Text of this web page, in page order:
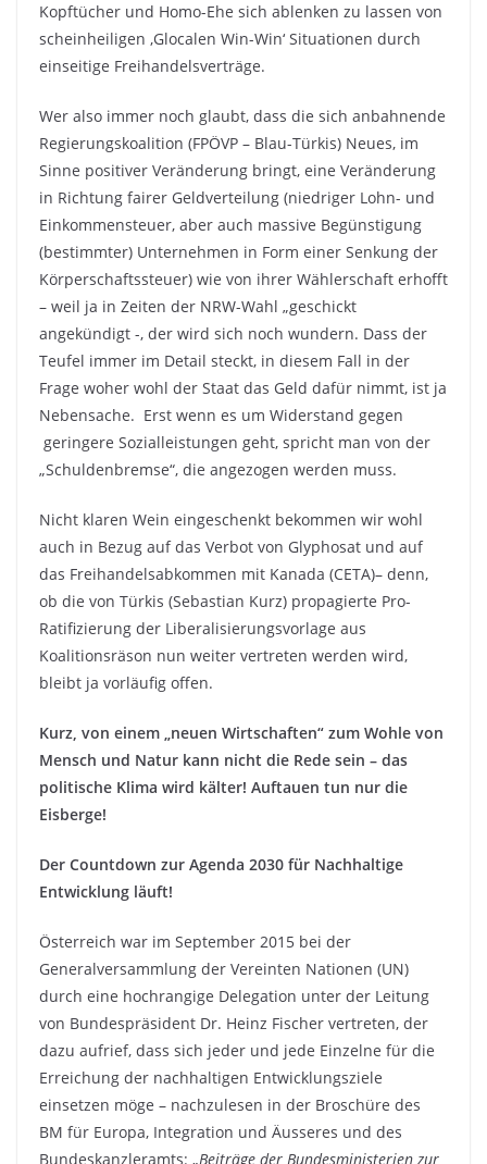
Kopftücher und Homo-Ehe sich ablenken zu lassen von
scheinheiligen ‚Glocalen Win-Win‘ Situationen durch
einseitige Freihandelsverträge.
Wer also immer noch glaubt, dass die sich anbahnende
Regierungskoalition (FPÖVP – Blau-Türkis) Neues, im
Sinne positiver Veränderung bringt, eine Veränderung
in Richtung fairer Geldverteilung (niedriger Lohn- und
Einkommensteuer, aber auch massive Begünstigung
(bestimmter) Unternehmen in Form einer Senkung der
Körperschaftssteuer) wie von ihrer Wählerschaft erhofft
– weil ja in Zeiten der NRW-Wahl „geschickt
angekündigt -, der wird sich noch wundern. Dass der
Teufel immer im Detail steckt, in diesem Fall in der
Frage woher wohl der Staat das Geld dafür nimmt, ist ja
Nebensache. Erst wenn es um Widerstand gegen
geringere Sozialleistungen geht, spricht man von der
„Schuldenbremse“, die angezogen werden muss.
Nicht klaren Wein eingeschenkt bekommen wir wohl
auch in Bezug auf das Verbot von Glyphosat und auf
das Freihandelsabkommen mit Kanada (CETA)– denn,
ob die von Türkis (Sebastian Kurz) propagierte Pro-
Ratifizierung der Liberalisierungsvorlage aus
Koalitionsräson nun weiter vertreten werden wird,
bleibt ja vorläufig offen.
Kurz, von einem „neuen Wirtschaften“ zum Wohle von
Mensch und Natur kann nicht die Rede sein – das
politische Klima wird kälter! Auftauen tun nur die
Eisberge!
Der Countdown zur Agenda 2030 für Nachhaltige
Entwicklung läuft!
Österreich war im September 2015 bei der
Generalversammlung der Vereinten Nationen (UN)
durch eine hochrangige Delegation unter der Leitung
von Bundespräsident Dr. Heinz Fischer vertreten, der
dazu aufrief, dass sich jeder und jede Einzelne für die
Erreichung der nachhaltigen Entwicklungsziele
einsetzen möge – nachzulesen in der Broschüre des
BM für Europa, Integration und Äusseres und des
Bundeskanzleramts: „Beiträge der Bundesministerien zur